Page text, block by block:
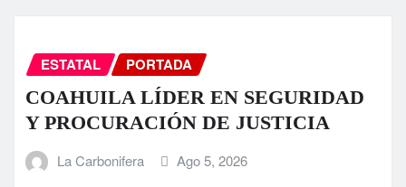
ESTATAL PORTADA
COAHUILA LÍDER EN SEGURIDAD
Y PROCURACIÓN DE JUSTICIA
La Carbonifera Ago 5, 2026